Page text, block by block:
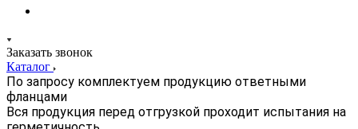
Заказать звонок
Каталог
По запросу комплектуем продукцию ответными
фланцами
Вся продукция перед отгрузкой проходит испытания на